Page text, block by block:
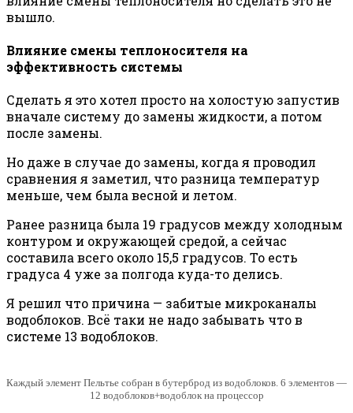
вышло.
Влияние смены теплоносителя на
эффективность системы
Сделать я это хотел просто на холостую запустив
вначале систему до замены жидкости, а потом
после замены.
Но даже в случае до замены, когда я проводил
сравнения я заметил, что разница температур
меньше, чем была весной и летом.
Ранее разница была 19 градусов между холодным
контуром и окружающей средой, а сейчас
составила всего около 15,5 градусов. То есть
градуса 4 уже за полгода куда-то делись.
Я решил что причина — забитые микроканалы
водоблоков. Всё таки не надо забывать что в
системе 13 водоблоков.
Каждый элемент Пельтье собран в бутерброд из водоблоков. 6 элементов —
12 водоблоков+водоблок на процессор